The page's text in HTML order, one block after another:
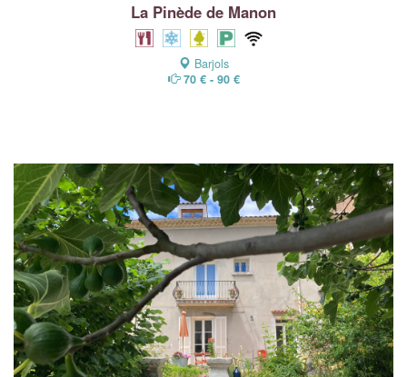
La Pinède de Manon
Barjols
70 € - 90 €